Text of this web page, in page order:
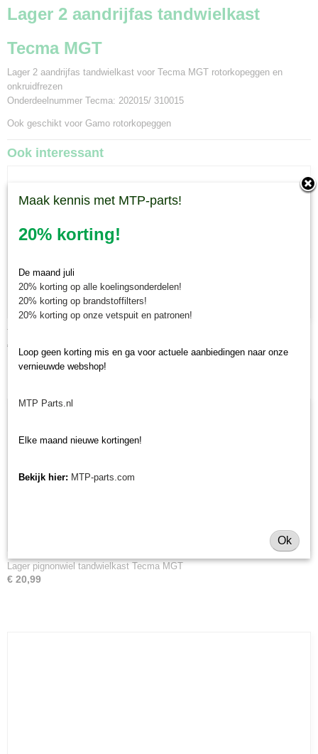
Lager 2 aandrijfas tandwielkast
Tecma MGT
Lager 2 aandrijfas tandwielkast voor Tecma MGT rotorkopeggen en
onkruidfrezen
Onderdeelnummer Tecma: 202015/ 310015
Ook geschikt voor Gamo rotorkopeggen
Ook interessant
Tandenhouder Tecma / Gamo rotorkopeg
€ 70,18
Lager pignonwiel tandwielkast Tecma MGT
€ 20,99
Maak kennis met MTP-parts!
20% korting!
De maand juli
20% korting op alle koelingsonderdelen!
20% korting op brandstoffilters!
20% korting op onze vetspuit en patronen!
Loop geen korting mis en ga voor actuele aanbiedingen naar onze
vernieuwde webshop!
MTP Parts.nl
Elke maand nieuwe kortingen!
Bekijk hier: MTP-parts.com
Ok